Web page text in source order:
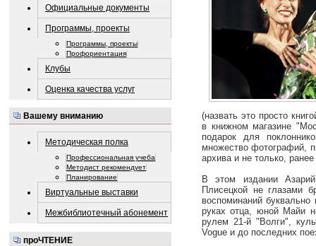
Официальные документы
Программы, проекты
Программы, проекты
Профориентация
Клубы
Оценка качества услуг
Вашему вниманию
Методическая полка
Профессиональная учеба
Методист рекомендует
Планирование
Виртуальные выставки
Межбиблиотечный абонемент
проЧТЕНИЕ
(назвать это просто
в книжном магазине
подарок для
множество фотографий,
архива и не только,
В этом издании
Плисецкой не глазами
воспоминаний
руках отца, юной Майи
рулем 21-й "Волги",
Vogue и до последних